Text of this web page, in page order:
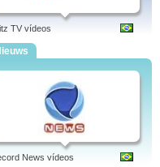
TV vídeos
News vídeos